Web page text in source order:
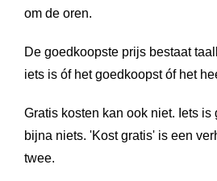
om de oren.
De goedkoopste prijs bestaat
iets is óf het goedkoopst óf het
Gratis kosten kan ook niet. Iets is
bijna niets. 'Kost gratis' is een
twee.